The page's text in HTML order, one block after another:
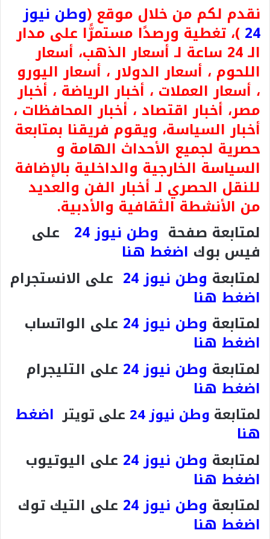
نقدم لكم من خلال موقع (وطن نيوز
24 )، تغطية ورصدًا مستمرًّا على مدار
الـ 24 ساعة لـ أسعار الذهب، أسعار
اللحوم ، أسعار الدولار ، أسعار اليورو
، أسعار العملات ، أخبار الرياضة ، أخبار
مصر، أخبار اقتصاد ، أخبار المحافظات ،
أخبار السياسة، ويقوم فريقنا بمتابعة
حصرية لجميع الأحداث الهامة و
السياسة الخارجية والداخلية بالإضافة
للنقل الحصري لـ أخبار الفن والعديد
من الأنشطة الثقافية والأدبية.
لمتابعة صفحة وطن نيوز 24 على
فيس بوك اضغط هنا
لمتابعة وطن نيوز 24 على الانستجرام
اضغط هنا
لمتابعة وطن نيوز 24 على الواتساب
اضغط هنا
لمتابعة وطن نيوز 24 على التليجرام
اضغط هنا
لمتابعة وطن نيوز 24 على تويتر اضغط
هنا
لمتابعة وطن نيوز 24 على اليوتيوب
اضغط هنا
لمتابعة وطن نيوز 24 على التيك توك
اضغط هنا